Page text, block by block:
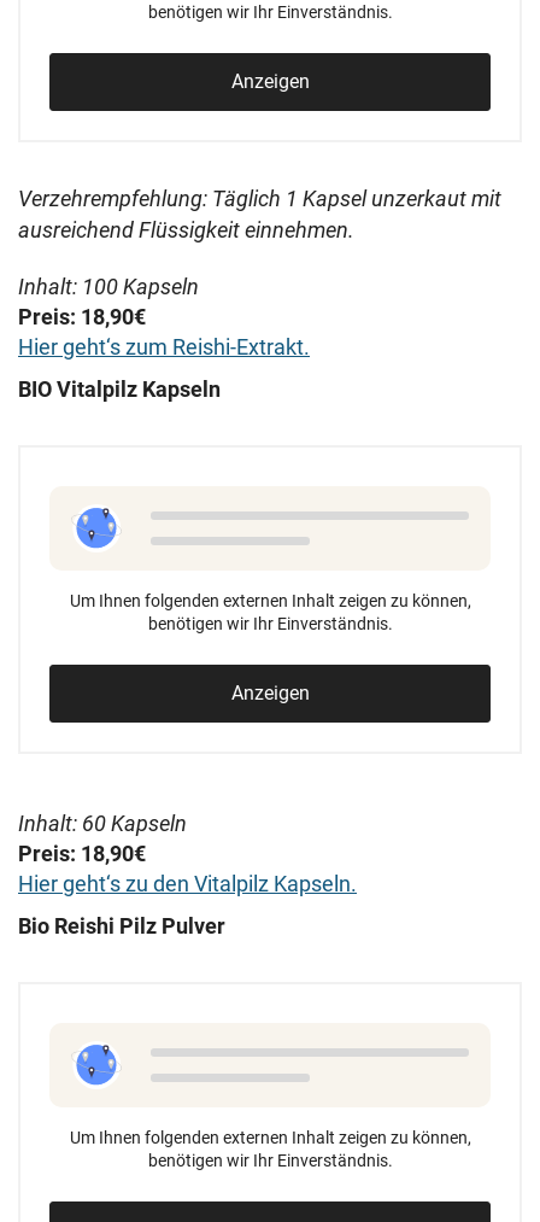
benötigen wir Ihr Einverständnis.
Anzeigen
Verzehrempfehlung: Täglich 1 Kapsel unzerkaut mit
ausreichend Flüssigkeit einnehmen.
Inhalt: 100 Kapseln
Preis: 18,90€
Hier geht‘s zum Reishi-Extrakt.
BIO Vitalpilz Kapseln
Um Ihnen folgenden externen Inhalt zeigen zu können,
benötigen wir Ihr Einverständnis.
Anzeigen
Inhalt: 60 Kapseln
Preis: 18,90€
Hier geht‘s zu den Vitalpilz Kapseln.
Bio Reishi Pilz Pulver
Um Ihnen folgenden externen Inhalt zeigen zu können,
benötigen wir Ihr Einverständnis.